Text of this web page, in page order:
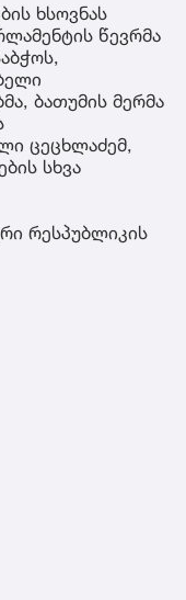
ხსოვნას
წევრმა
ბათუმის მერმა
ცეცხლაძემ,
სხვა
რესპუბლიკის